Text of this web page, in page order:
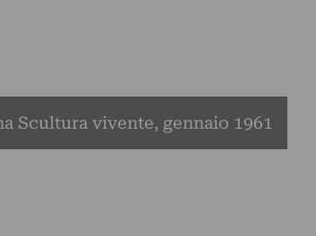
Scultura vivente, gennaio 1961